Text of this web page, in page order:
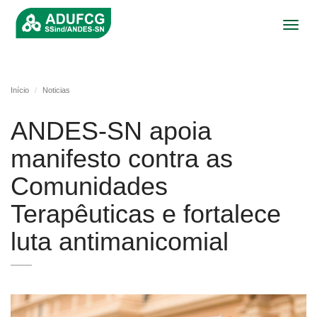
Início Noticias
ANDES-SN apoia
manifesto contra as
Comunidades
Terapêuticas e fortalece
luta antimanicomial